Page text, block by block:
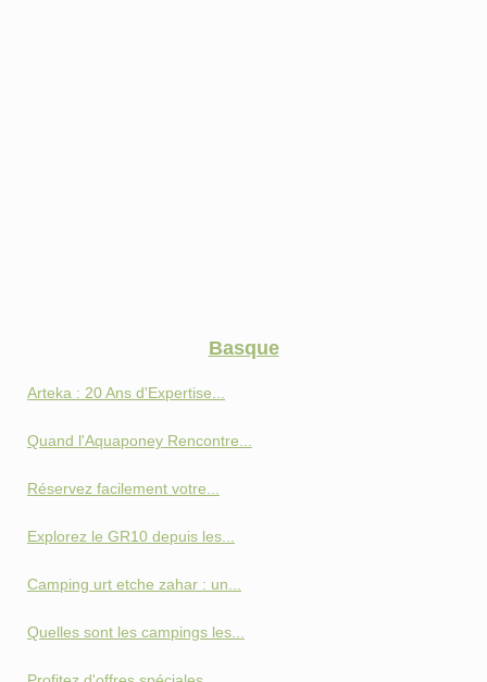
Basque
Arteka : 20 Ans d'Expertise...
Quand l'Aquaponey Rencontre...
Réservez facilement votre...
Explorez le GR10 depuis les...
Camping urt etche zahar : un...
Quelles sont les campings les...